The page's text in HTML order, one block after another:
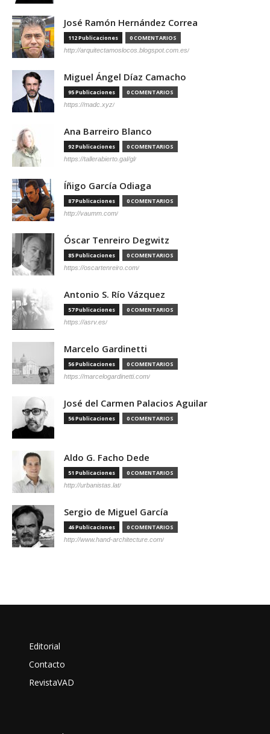
José Ramón Hernández Correa
112 Publicaciones 0 COMENTARIOS
http://arquitectamoslocos.blogspot.com.es/
Miguel Ángel Díaz Camacho
95 Publicaciones 0 COMENTARIOS
https://madc.xyz/
Ana Barreiro Blanco
92 Publicaciones 0 COMENTARIOS
https://tallerabierto.gal/gl/
Íñigo García Odiaga
87 Publicaciones 0 COMENTARIOS
http://vaumm.com/
Óscar Tenreiro Degwitz
85 Publicaciones 0 COMENTARIOS
https://oscartenreiro.com/
Antonio S. Río Vázquez
57 Publicaciones 0 COMENTARIOS
https://asrv.es/
Marcelo Gardinetti
56 Publicaciones 0 COMENTARIOS
https://marcelogardinetti.com/
José del Carmen Palacios Aguilar
56 Publicaciones 0 COMENTARIOS
Aldo G. Facho Dede
51 Publicaciones 0 COMENTARIOS
http://urbanistas.lat/
Sergio de Miguel García
46 Publicaciones 0 COMENTARIOS
http://www.hand-architecture.com/
Editorial
Contacto
RevistaVAD